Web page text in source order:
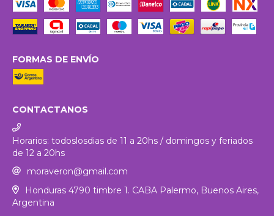
FORMAS DE ENVÍO
CONTACTANOS
Horarios: todoslosdias de 11 a 20hs / domingos y feriados
de 12 a 20hs
moraveron@gmail.com
Honduras 4790 timbre 1. CABA Palermo, Buenos Aires,
Argentina